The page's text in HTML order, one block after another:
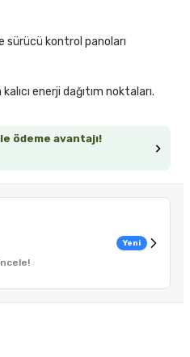
ödeme avantajı!
Yeni
sürücü kontrol panoları
enerji dağıtım noktaları.